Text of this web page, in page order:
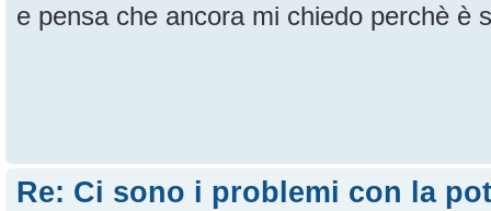
e pensa che ancora mi chiedo perchè è
Re: Ci sono i problemi con la